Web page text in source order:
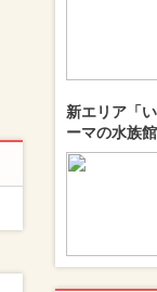
新エリア「
ーマの水族館